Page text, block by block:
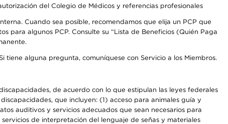
del Colegio de Médicos y referencias profesionales
Cuando sea posible, recomendamos que elija un PCP que
para algunos PCP. Consulte su “Lista de Beneficios (Quién Paga
alguna pregunta, comuníquese con Servicio a los Miembros.
de acuerdo con lo que estipulan las leyes federales
que incluyen: (1) acceso para animales guía y
auditivos y servicios adecuados que sean necesarios para
de interpretación del lenguaje de señas y materiales